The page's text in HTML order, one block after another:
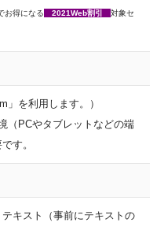
お得になる 2021Web割引対象セ
」を利用します。）
（PCやタブレットなどの端
す。
キスト（事前にテキストの